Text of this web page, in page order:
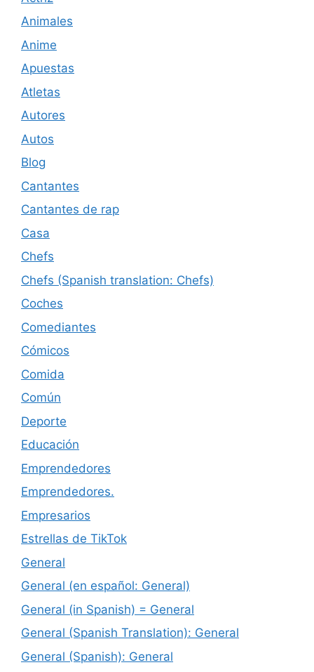
Animales
Anime
Apuestas
Atletas
Autores
Autos
Blog
Cantantes
Cantantes de rap
Casa
Chefs
Chefs (Spanish translation: Chefs)
Coches
Comediantes
Cómicos
Comida
Común
Deporte
Educación
Emprendedores
Emprendedores.
Empresarios
Estrellas de TikTok
General
General (en español: General)
General (in Spanish) = General
General (Spanish Translation): General
General (Spanish): General